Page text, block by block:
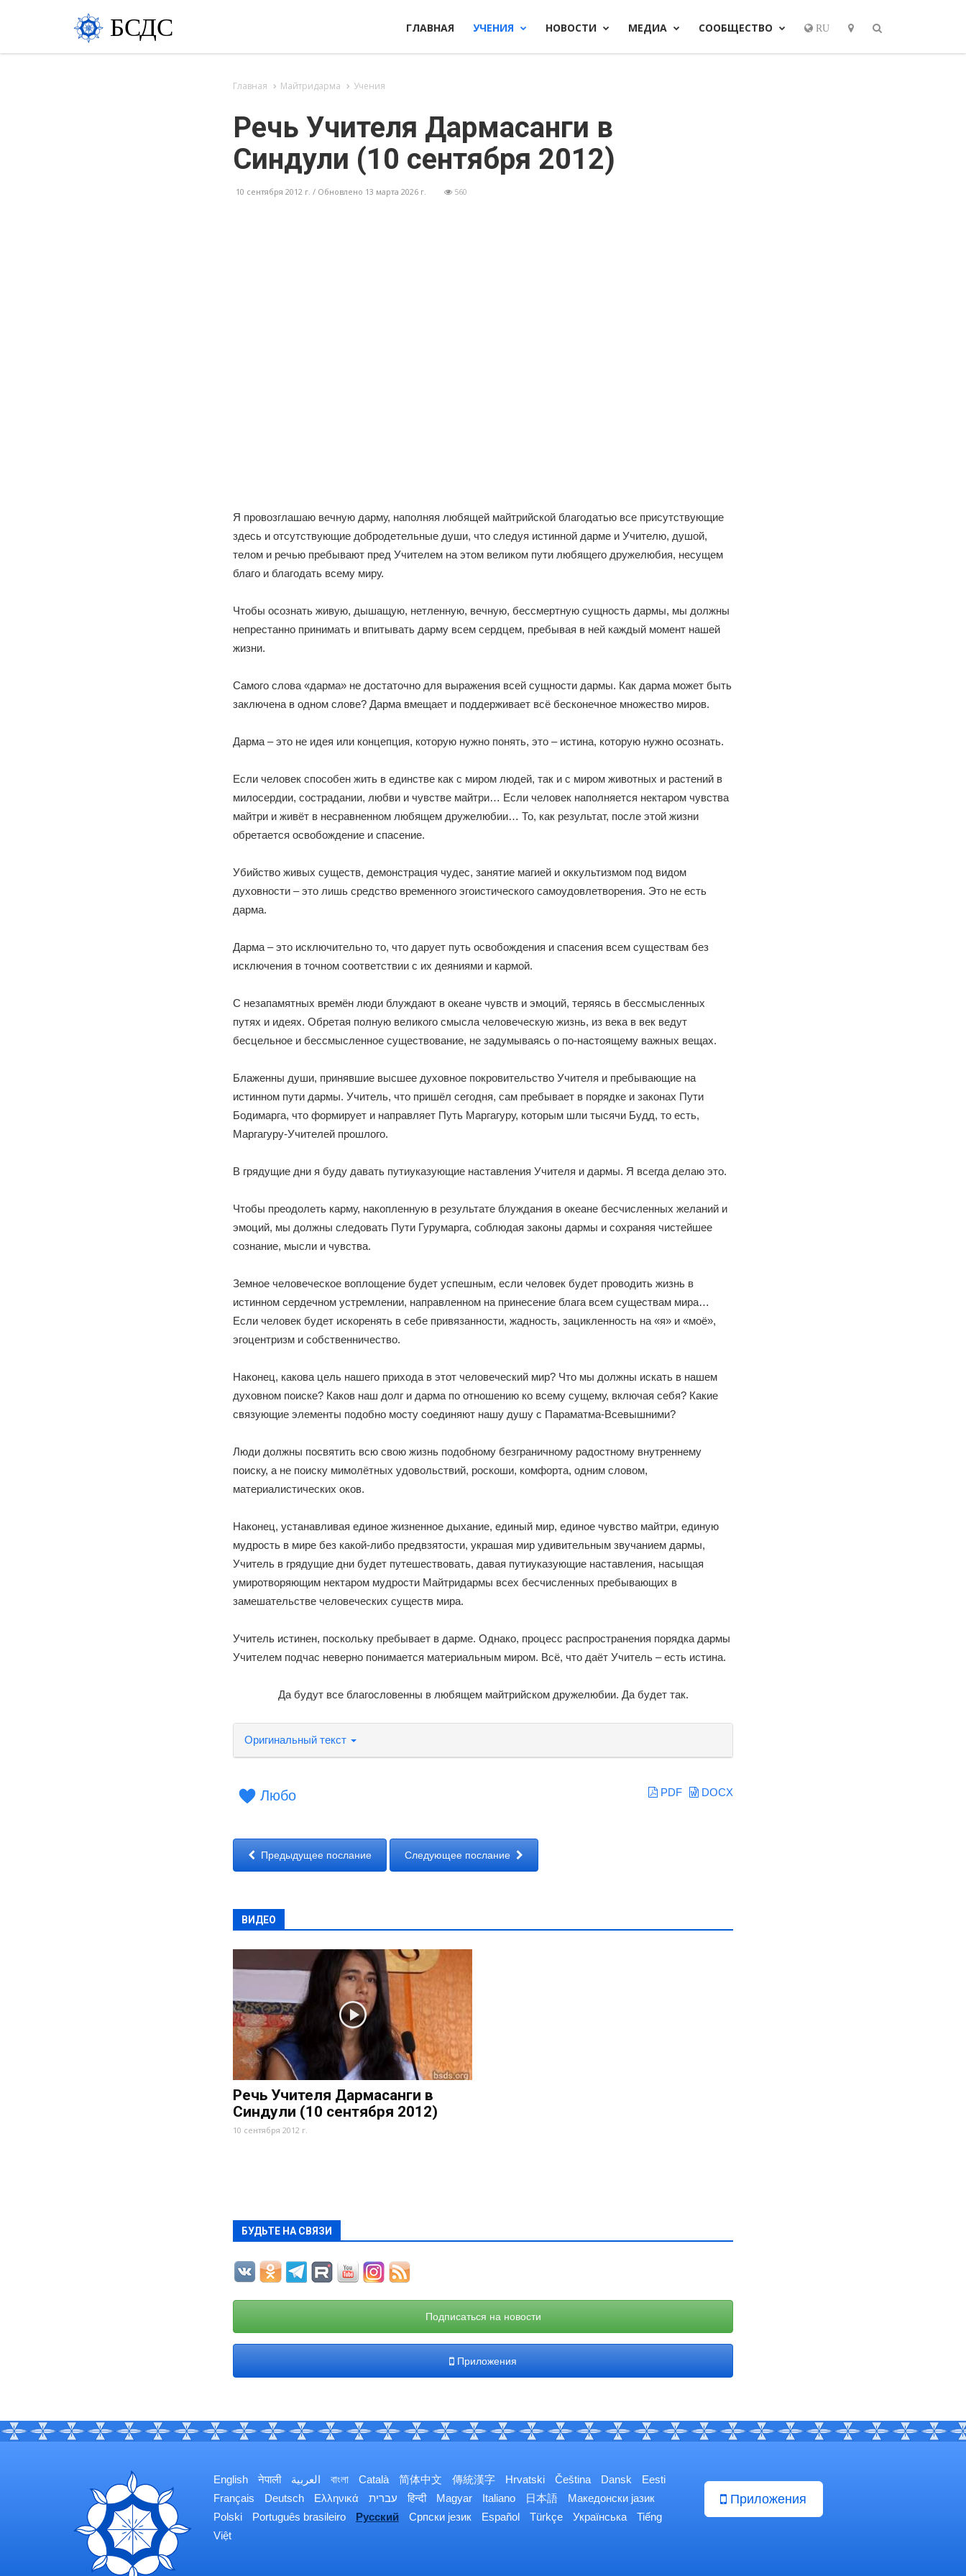
БСДС ГЛАВНАЯ УЧЕНИЯ НОВОСТИ МЕДИА СООБЩЕСТВО RU
Главная Майтридарма Учения
Речь Учителя Дармасанги в
Синдули (10 сентября 2012)
10 сентября 2012 г. / Обновлено 13 марта 2026 г. 560
Я провозглашаю вечную дарму, наполняя любящей майтрийской благодатью все присутствующие
здесь и отсутствующие добродетельные души, что следуя истинной дарме и Учителю, душой,
телом и речью пребывают пред Учителем на этом великом пути любящего дружелюбия, несущем
благо и благодать всему миру.
Чтобы осознать живую, дышащую, нетленную, вечную, бессмертную сущность дармы, мы должны
непрестанно принимать и впитывать дарму всем сердцем, пребывая в ней каждый момент нашей
жизни.
Самого слова «дарма» не достаточно для выражения всей сущности дармы. Как дарма может быть
заключена в одном слове? Дарма вмещает и поддерживает всё бесконечное множество миров.
Дарма – это не идея или концепция, которую нужно понять, это – истина, которую нужно осознать.
Если человек способен жить в единстве как с миром людей, так и с миром животных и растений в
милосердии, сострадании, любви и чувстве майтри… Если человек наполняется нектаром чувства
майтри и живёт в несравненном любящем дружелюбии… То, как результат, после этой жизни
обретается освобождение и спасение.
Убийство живых существ, демонстрация чудес, занятие магией и оккультизмом под видом
духовности – это лишь средство временного эгоистического самоудовлетворения. Это не есть
дарма.
Дарма – это исключительно то, что дарует путь освобождения и спасения всем существам без
исключения в точном соответствии с их деяниями и кармой.
С незапамятных времён люди блуждают в океане чувств и эмоций, теряясь в бессмысленных
путях и идеях. Обретая полную великого смысла человеческую жизнь, из века в век ведут
бесцельное и бессмысленное существование, не задумываясь о по-настоящему важных вещах.
Блаженны души, принявшие высшее духовное покровительство Учителя и пребывающие на
истинном пути дармы. Учитель, что пришёл сегодня, сам пребывает в порядке и законах Пути
Бодимарга, что формирует и направляет Путь Маргагуру, которым шли тысячи Будд, то есть,
Маргагуру-Учителей прошлого.
В грядущие дни я буду давать путиуказующие наставления Учителя и дармы. Я всегда делаю это.
Чтобы преодолеть карму, накопленную в результате блуждания в океане бесчисленных желаний и
эмоций, мы должны следовать Пути Гурумарга, соблюдая законы дармы и сохраняя чистейшее
сознание, мысли и чувства.
Земное человеческое воплощение будет успешным, если человек будет проводить жизнь в
истинном сердечном устремлении, направленном на принесение блага всем существам мира…
Если человек будет искоренять в себе привязанности, жадность, зацикленность на «я» и «моё»,
эгоцентризм и собственничество.
Наконец, какова цель нашего прихода в этот человеческий мир? Что мы должны искать в нашем
духовном поиске? Каков наш долг и дарма по отношению ко всему сущему, включая себя? Какие
связующие элементы подобно мосту соединяют нашу душу с Параматма-Всевышними?
Люди должны посвятить всю свою жизнь подобному безграничному радостному внутреннему
поиску, а не поиску мимолётных удовольствий, роскоши, комфорта, одним словом,
материалистических оков.
Наконец, устанавливая единое жизненное дыхание, единый мир, единое чувство майтри, единую
мудрость в мире без какой-либо предвзятости, украшая мир удивительным звучанием дармы,
Учитель в грядущие дни будет путешествовать, давая путиуказующие наставления, насыщая
умиротворяющим нектаром мудрости Майтридармы всех бесчисленных пребывающих в
замешательстве человеческих существ мира.
Учитель истинен, поскольку пребывает в дарме. Однако, процесс распространения порядка дармы
Учителем подчас неверно понимается материальным миром. Всё, что даёт Учитель – есть истина.
Да будут все благословенны в любящем майтрийском дружелюбии. Да будет так.
Оригинальный текст
DOCX
PDF
Любо
Предыдущее послание Следующее послание
ВИДЕО
Речь Учителя Дармасанги в
Синдули (10 сентября 2012)
10 сентября 2012 г.
БУДЬТЕ НА СВЯЗИ
Подписаться на новости
Приложения
English नेपाली العربية বাংলা Català 简体中文 傳統漢字 Hrvatski Čeština Dansk
Eesti
Français
Deutsch Ελληνικά עברית हिन्दी Magyar Italiano 日本語
Македонски јазик
Polski
Português brasileiro Русский Српски језик Español Türkçe Українська
Tiếng
Việt
Приложения